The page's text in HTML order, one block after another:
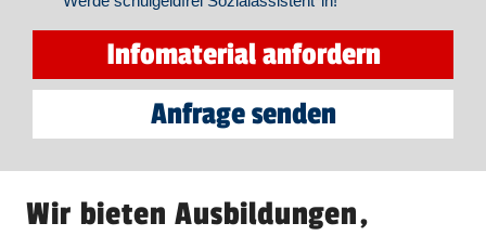
Infomaterial anfordern
Anfrage senden
Wir bieten Ausbildungen,